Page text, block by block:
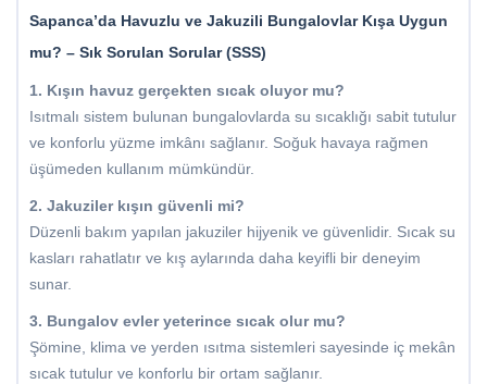
Sapanca’da Havuzlu ve Jakuzili Bungalovlar Kışa Uygun
mu? – Sık Sorulan Sorular (SSS)
1. Kışın havuz gerçekten sıcak oluyor mu?
Isıtmalı sistem bulunan bungalovlarda su sıcaklığı sabit tutulur
ve konforlu yüzme imkânı sağlanır. Soğuk havaya rağmen
üşümeden kullanım mümkündür.
2. Jakuziler kışın güvenli mi?
Düzenli bakım yapılan jakuziler hijyenik ve güvenlidir. Sıcak su
kasları rahatlatır ve kış aylarında daha keyifli bir deneyim
sunar.
3. Bungalov evler yeterince sıcak olur mu?
Şömine, klima ve yerden ısıtma sistemleri sayesinde iç mekân
sıcak tutulur ve konforlu bir ortam sağlanır.